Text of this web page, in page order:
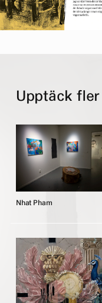
Upptäck fler
Nhat Pham